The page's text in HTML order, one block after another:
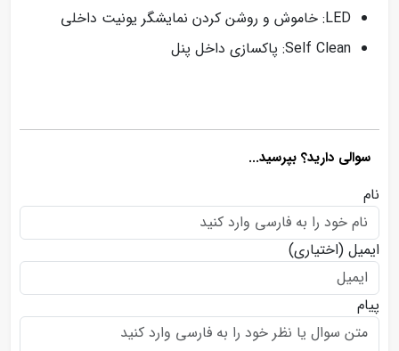
LED: خاموش و روشن کردن نمایشگر یونیت داخلی
Self Clean: پاکسازی داخل پنل
سوالی دارید؟ بپرسید...
نام
ایمیل (اختیاری)
پیام